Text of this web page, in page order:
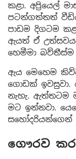
කළා. අප්‍රියෙල්
පටන්ගත්තත්
පාඩම දිගටම
ඇයත් ඒ උත්සවයට
හෙමීමා බව්තීස්ම
ඇය මෙහෙම
ගොඩක් ඉවසුවා.
නැහැ. ඇත්තටම
මට ඉන්නවා.
සහෝදරියන්ගෙන්
ගෞරව